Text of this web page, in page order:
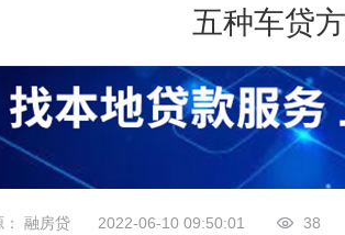
企业贷款
低门槛、快速审批
用卡攻略
资料下载 企业贷款
五种车贷
： 融房贷 2022-06-10 09:50:01 38